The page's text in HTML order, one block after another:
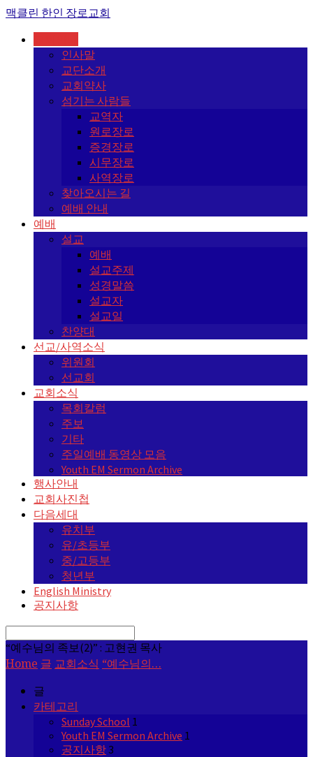
맥클린 한인 장로교회
인사말
교단소개
교회약사
섬기는 사람들
교역자
원로장로
증경장로
시무장로
사역장로
찾아오시는 길
예배 안내
예배
설교
예배
설교주제
성경말씀
설교자
설교일
찬양대
선교/사역소식
위원회
선교회
교회소식
목회칼럼
주보
기타
주일예배 동영상 모음
Youth EM Sermon Archive
행사안내
교회사진첩
다음세대
유치부
유/초등부
중/고등부
청년부
English Ministry
공지사항
Search
“예수님의 족보(2)” : 고현권 목사
Home 글 교회소식 “예수님의…
글
카테고리
Sunday School 1
Youth EM Sermon Archive 1
공지사항3